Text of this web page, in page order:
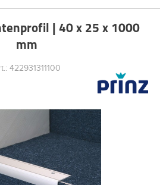
| 40 x 25 x 1000
mm
422931311100